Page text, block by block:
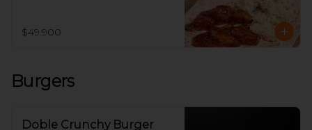
$49.900
Burgers
Doble Crunchy Burger